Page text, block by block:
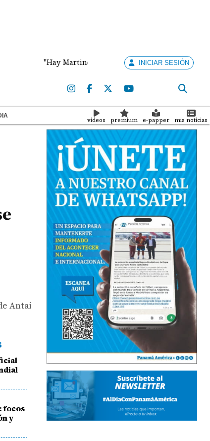
"Hay Martinelli pa' rato", dijo el abogado Vallarino
INICIAR SESIÓN
videos premium e-papper mis noticias
Antai
focos
y